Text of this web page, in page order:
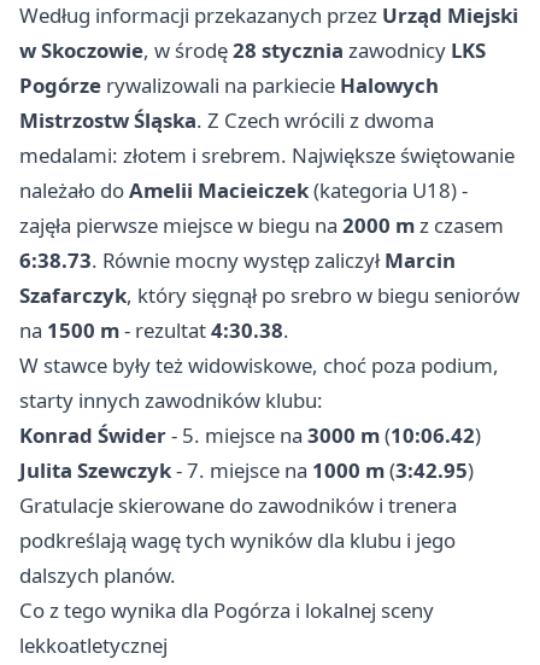
Według informacji przekazanych przez Urząd Miejski
w Skoczowie, w środę28 stycznia zawodnicy LKS
Pogórze rywalizowali na parkiecie Halowych
Mistrzostw Śląska. Z Czech wrócili z dwoma
medalami: złotem i srebrem. Największe świętowanie
należało doAmelii Macieiczek(kategoria U18) -
zajęła pierwsze miejsce w biegu na 2000 mz czasem
6:38.73. Równie mocny występ zaliczyłMarcin
Szafarczyk, który sięgnął po srebro w biegu seniorów
na 1500 m- rezultat4:30.38.
W stawce były też widowiskowe, choć poza podium,
starty innych zawodników klubu:
Konrad Świder- 5. miejsce na 3000 m(10:06.42)
Julita Szewczyk- 7. miejsce na 1000 m(3:42.95)
Gratulacje skierowane do zawodników i trenera
podkreślają wagę tych wyników dla klubu i jego
dalszych planów.
Co z tego wynika dla Pogórza i lokalnej sceny
lekkoatletycznej